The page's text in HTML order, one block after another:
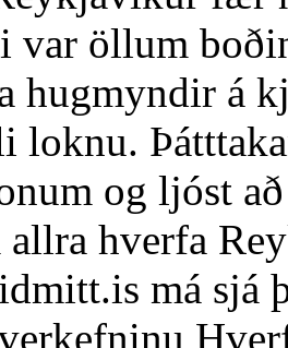
var öllum
hugmyndir á
loknu.
og ljóst
allra hverfa
má sjá